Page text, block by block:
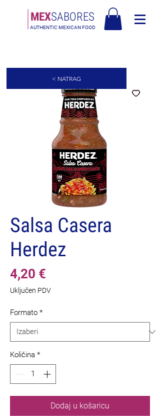
MEXSABORES
AUTHENTIC MEXICAN FOOD
Salsa Casera
Herdez
4,20 €
Uključen PDV
Formato *
Količina *
Dodaj u košaricu
< NATRAG